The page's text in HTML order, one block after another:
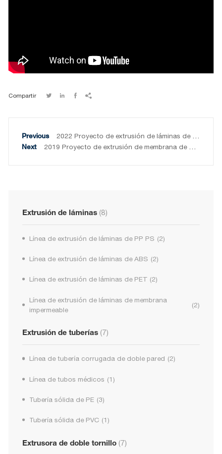
Compartir    
2022 Proyecto de extrusión de láminas de PET de 800 kg/h en China
2019 Proyecto de extrusión de membrana de HDPE de 8000 mm en Italia
Extrusión de láminas (8)
Línea de extrusión de láminas de PP PS (2)
Línea de extrusión de láminas de ABS (2)
Línea de extrusión de láminas de PET (2)
Línea de extrusión de láminas de membrana
impermeable
(2)
Extrusión de tuberías (7)
Línea de tubería corrugada de doble pared (2)
Línea de tubos médicos (1)
Tubería sólida de PE (3)
Tubería sólida de PVC (1)
Extrusora de doble tornillo (7)